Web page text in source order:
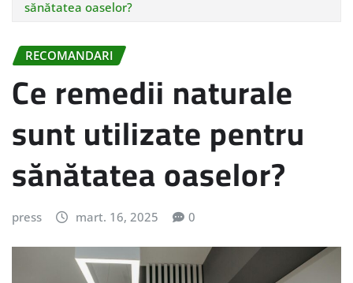
sănătatea oaselor?
RECOMANDARI
Ce remedii naturale
sunt utilizate pentru
sănătatea oaselor?
press mart. 16, 2025 0